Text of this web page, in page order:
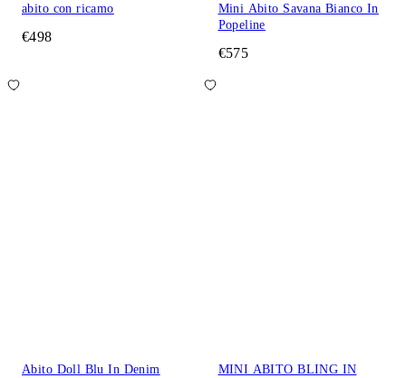
abito con ricamo
€498
Mini Abito Savana Bianco In
Popeline
€575
Abito Doll Blu In Denim
MINI ABITO BLING IN